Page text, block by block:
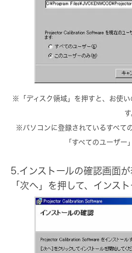
※「ディスク領域」を押すと、お使
す
※パソコンに登録されているすべて
「すべてのユーザー
5.インストールの確認画面
「次へ」を押して、インス